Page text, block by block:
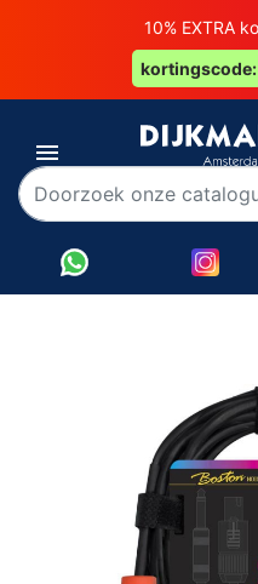
10% EXTRA
kortingscode: